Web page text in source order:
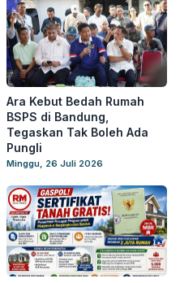
Ara Kebut Bedah Rumah
BSPS di Bandung,
Tegaskan Tak Boleh Ada
Pungli
Minggu, 26 Juli 2026